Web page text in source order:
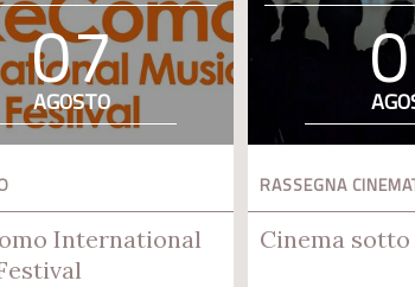
07
AGOSTO
International
RASSEGNA
Cinema